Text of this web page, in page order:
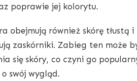
poprawie jej kolorytu.
obejmują również skórę tłustą i
zaskórniki. Zabieg ten może
się skóry, co czyni go
swój wygląd.